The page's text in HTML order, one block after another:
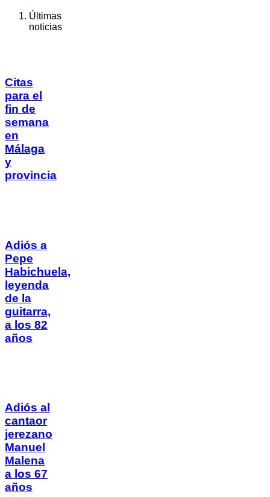
Últimas
noticias
Citas
para el
fin de
semana
en
Málaga
y
provincia
Adiós a
Pepe
Habichuela,
leyenda
de la
guitarra,
a los 82
años
Adiós al
cantaor
jerezano
Manuel
Malena
a los 67
años